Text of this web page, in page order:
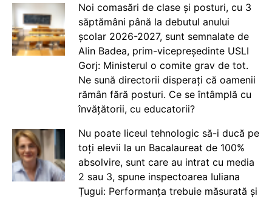
Noi comasări de clase și posturi, cu 3
săptămâni până la debutul anului
școlar 2026-2027, sunt semnalate de
Alin Badea, prim-vicepreședinte USLI
Gorj: Ministerul o comite grav de tot.
Ne sună directorii disperați că oamenii
rămân fără posturi. Ce se întâmplă cu
învățătorii, cu educatorii?
Nu poate liceul tehnologic să-i ducă pe
toți elevii la un Bacalaureat de 100%
absolvire, sunt care au intrat cu media
2 sau 3, spune inspectoarea Iuliana
Țugui: Performanța trebuie măsurată și